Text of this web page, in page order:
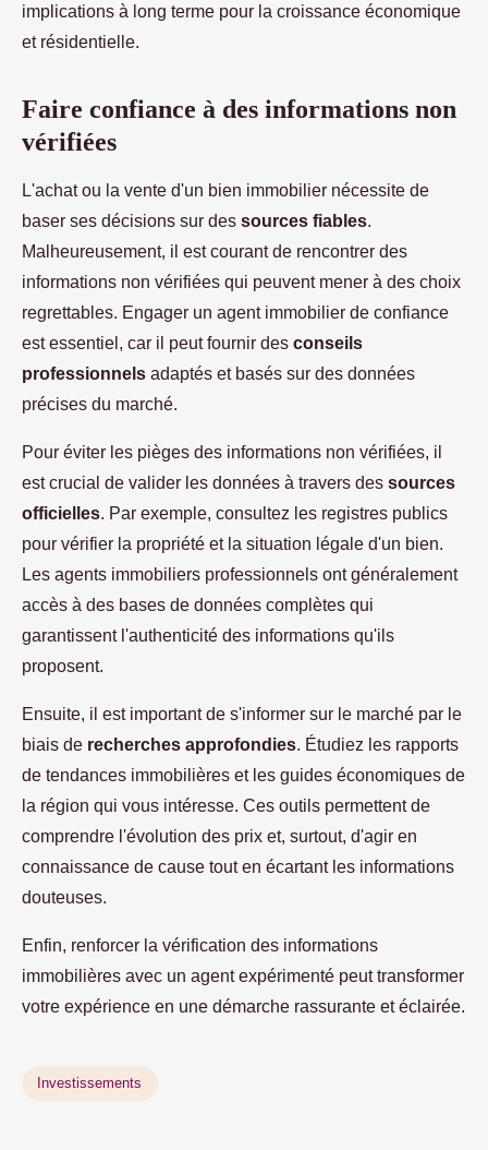
implications à long terme pour la croissance économique
et résidentielle.
Faire confiance à des informations non
vérifiées
L'achat ou la vente d'un bien immobilier nécessite de
baser ses décisions sur des sources fiables.
Malheureusement, il est courant de rencontrer des
informations non vérifiées qui peuvent mener à des choix
regrettables. Engager un agent immobilier de confiance
est essentiel, car il peut fournir des conseils
professionnels adaptés et basés sur des données
précises du marché.
Pour éviter les pièges des informations non vérifiées, il
est crucial de valider les données à travers des sources
officielles. Par exemple, consultez les registres publics
pour vérifier la propriété et la situation légale d'un bien.
Les agents immobiliers professionnels ont généralement
accès à des bases de données complètes qui
garantissent l'authenticité des informations qu'ils
proposent.
Ensuite, il est important de s'informer sur le marché par le
biais de recherches approfondies. Étudiez les rapports
de tendances immobilières et les guides économiques de
la région qui vous intéresse. Ces outils permettent de
comprendre l'évolution des prix et, surtout, d'agir en
connaissance de cause tout en écartant les informations
douteuses.
Enfin, renforcer la vérification des informations
immobilières avec un agent expérimenté peut transformer
votre expérience en une démarche rassurante et éclairée.
Investissements